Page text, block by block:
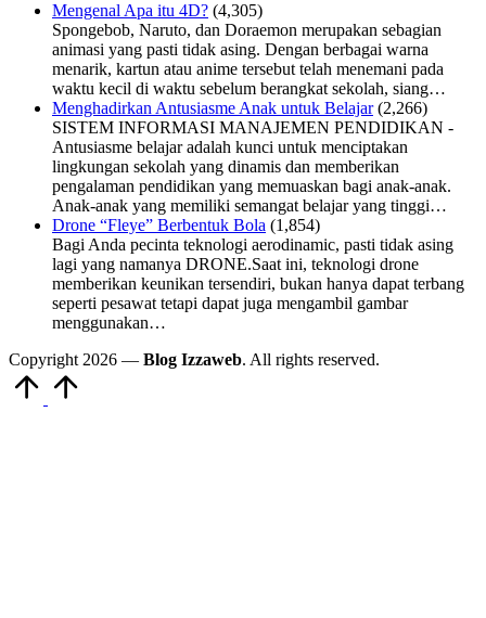
Mengenal Apa itu 4D? (4,305)
Spongebob, Naruto, dan Doraemon merupakan sebagian
animasi yang pasti tidak asing. Dengan berbagai warna
menarik, kartun atau anime tersebut telah menemani pada
waktu kecil di waktu sebelum berangkat sekolah, siang…
Menghadirkan Antusiasme Anak untuk Belajar (2,266)
SISTEM INFORMASI MANAJEMEN PENDIDIKAN -
Antusiasme belajar adalah kunci untuk menciptakan
lingkungan sekolah yang dinamis dan memberikan
pengalaman pendidikan yang memuaskan bagi anak-anak.
Anak-anak yang memiliki semangat belajar yang tinggi…
Drone “Fleye” Berbentuk Bola (1,854)
Bagi Anda pecinta teknologi aerodinamic, pasti tidak asing
lagi yang namanya DRONE.Saat ini, teknologi drone
memberikan keunikan tersendiri, bukan hanya dapat terbang
seperti pesawat tetapi dapat juga mengambil gambar
menggunakan…
Copyright 2026 — Blog Izzaweb. All rights reserved.